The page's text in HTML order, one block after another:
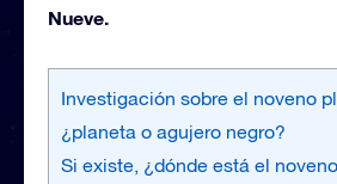
Nueve.
Investigación sobre el noveno
¿planeta o agujero negro?
Si existe, ¿dónde está el